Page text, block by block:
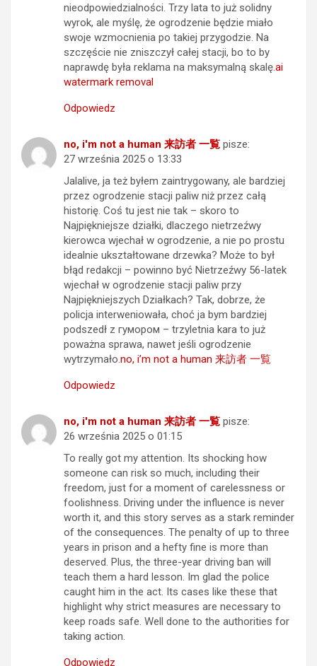
nieodpowiedzialności. Trzy lata to już solidny
wyrok, ale myślę, że ogrodzenie będzie miało
swoje wzmocnienia po takiej przygodzie. Na
szczęście nie zniszczył całej stacji, bo to by
naprawdę była reklama na maksymalną skalę.ai
watermark removal
Odpowiedz
no, i'm not a human 来訪者 一覧 pisze:
27 września 2025 o 13:33
Jalalive, ja też byłem zaintrygowany, ale bardziej
przez ogrodzenie stacji paliw niż przez całą
historię. Coś tu jest nie tak – skoro to
Najpiękniejsze działki, dlaczego nietrzeźwy
kierowca wjechał w ogrodzenie, a nie po prostu
idealnie ukształtowane drzewka? Może to był
błąd redakcji – powinno być Nietrzeźwy 56-latek
wjechał w ogrodzenie stacji paliw przy
Najpiękniejszych Działkach? Tak, dobrze, że
policja interweniowała, choć ja bym bardziej
podszedł z гумором – trzyletnia kara to już
poważna sprawa, nawet jeśli ogrodzenie
wytrzymało.no, i’m not a human 来訪者 一覧
Odpowiedz
no, i'm not a human 来訪者 一覧 pisze:
26 września 2025 o 01:15
To really got my attention. Its shocking how
someone can risk so much, including their
freedom, just for a moment of carelessness or
foolishness. Driving under the influence is never
worth it, and this story serves as a stark reminder
of the consequences. The penalty of up to three
years in prison and a hefty fine is more than
deserved. Plus, the three-year driving ban will
teach them a hard lesson. Im glad the police
caught him in the act. Its cases like these that
highlight why strict measures are necessary to
keep roads safe. Well done to the authorities for
taking action.
Odpowiedz